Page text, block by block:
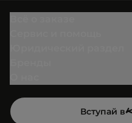
Вступай в